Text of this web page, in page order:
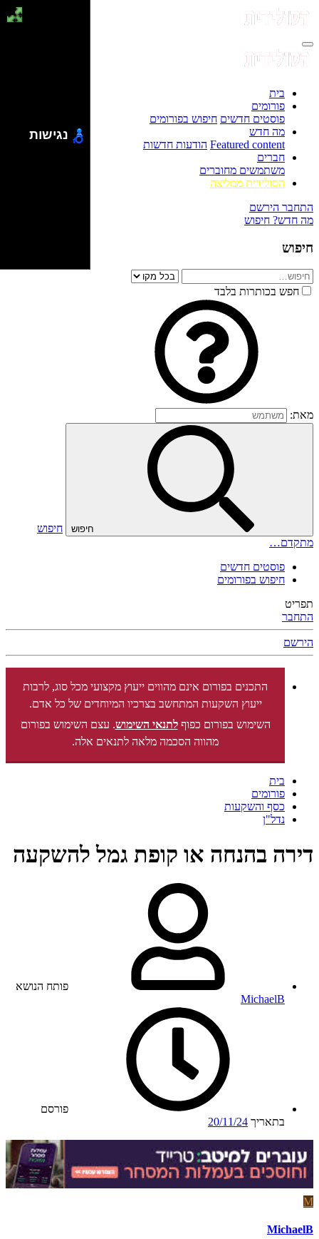
בית
פורומים
פוסטים חדשים חיפוש בפורומים
מה חדש
Featured content הודעות חדשות
חברים
משתמשים מחוברים
הסולידית ממליצה
התחבר הירשם
מה חדש? חיפוש
חיפוש
חפש בכותרות בלבד
מאת:
חיפוש
חיפוש
מתקדם…
פוסטים חדשים
חיפוש בפורומים
תפריט
התחבר
הירשם
התכנים בפורום אינם מהווים ייעוץ מקצועי מכל סוג, לרבות
ייעוץ השקעות המתחשב בצרכיו המיוחדים של כל אדם.
השימוש בפורום כפוףלתנאי השימוש. עצם השימוש בפורום
מהווה הסכמה מלאה לתנאים אלה.
בית
פורומים
כסף והשקעות
נדל"ן
דירה בהנחה או קופת גמל להשקעה
פותח הנושא
MichaelB
פורסם
בתאריך 20/11/24
M
MichaelB
נגישות